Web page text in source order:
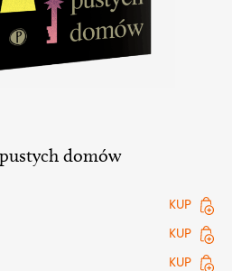
domów
KUP
KUP
KUP